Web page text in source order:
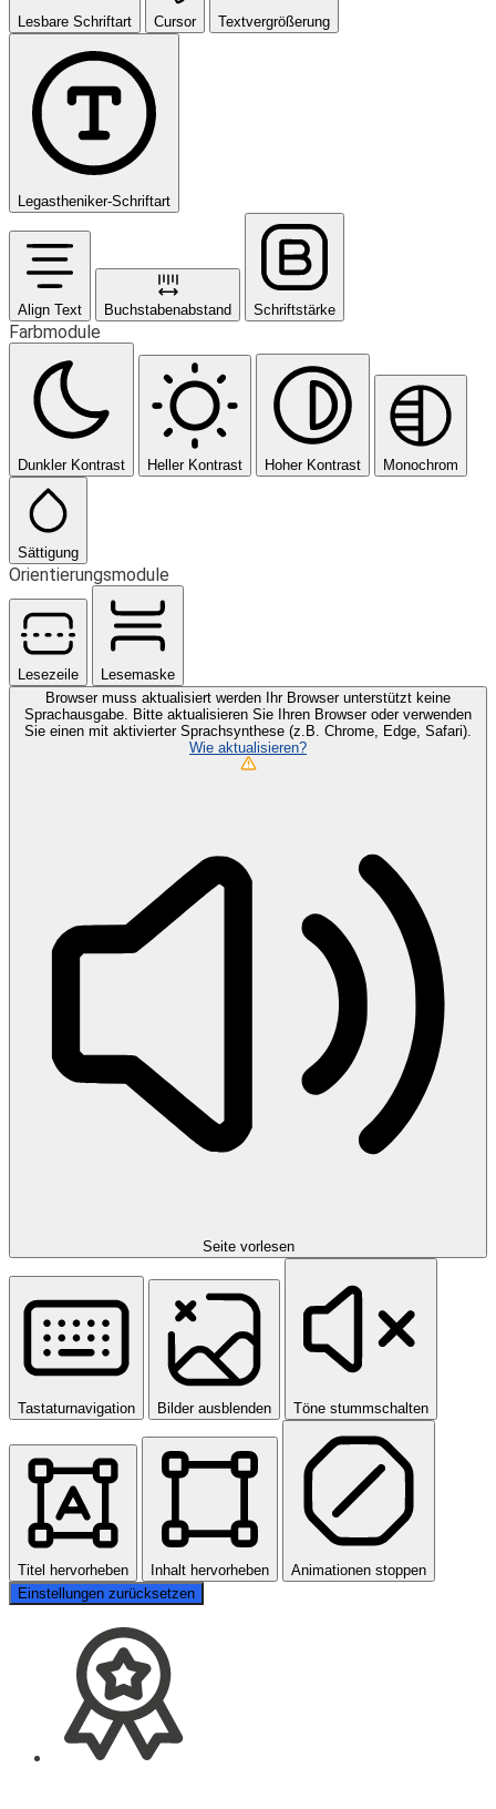
Lesbare Schriftart Cursor Textvergrößerung
Legastheniker-Schriftart
Align Text Buchstabenabstand Schriftstärke
Farbmodule
Dunkler Kontrast Heller Kontrast Hoher Kontrast Monochrom
Sättigung
Orientierungsmodule
Lesezeile
Lesemaske
Browser muss aktualisiert werden Ihr Browser unterstützt keine
Sprachausgabe. Bitte aktualisieren Sie Ihren Browser oder verwenden
Sie einen mit aktivierter Sprachsynthese (z.B. Chrome, Edge, Safari).
Wie aktualisieren?
Seite vorlesen
Tastaturnavigation Bilder ausblenden Töne stummschalten
Titel hervorheben Inhalt hervorheben
Animationen stoppen
Einstellungen zurücksetzen